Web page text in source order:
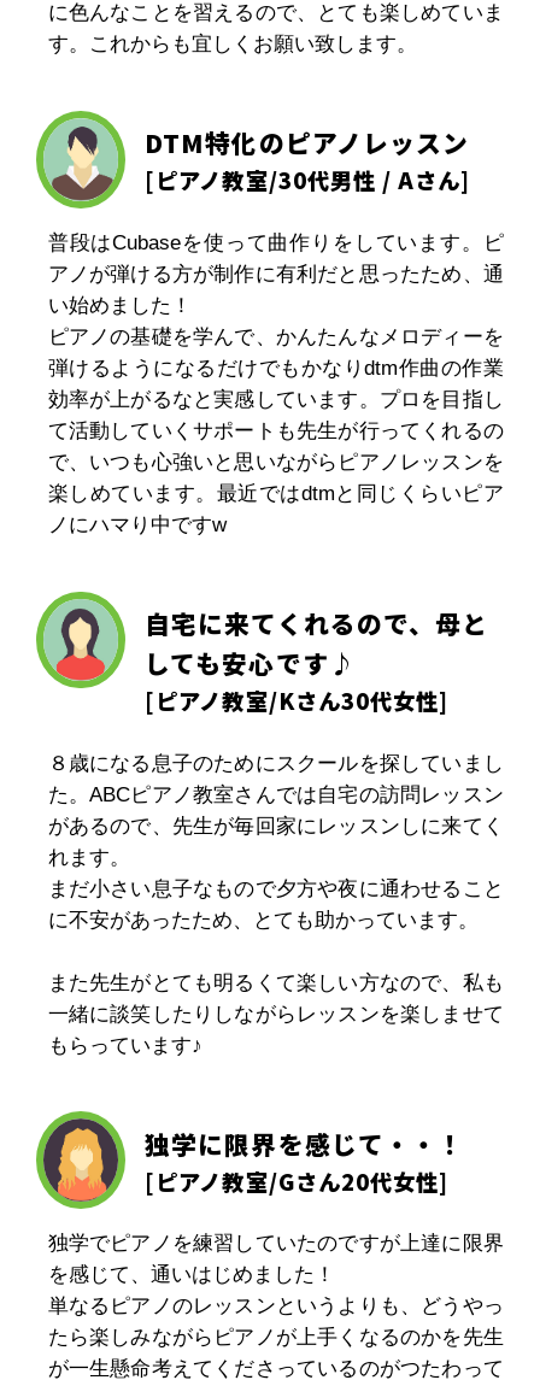
に色んなことを習えるので、とても楽しめていま
す。これからも宜しくお願い致します。
DTM特化のピアノレッスン
[ピアノ教室/30代男性 / Aさん]
普段はCubaseを使って曲作りをしています。ピ
アノが弾ける方が制作に有利だと思ったため、通
い始めました！
ピアノの基礎を学んで、かんたんなメロディーを
弾けるようになるだけでもかなりdtm作曲の作業
効率が上がるなと実感しています。プロを目指し
て活動していくサポートも先生が行ってくれるの
で、いつも心強いと思いながらピアノレッスンを
楽しめています。最近ではdtmと同じくらいピア
ノにハマり中ですw
自宅に来てくれるので、母と
しても安心です♪
[ピアノ教室/Kさん30代女性]
８歳になる息子のためにスクールを探していまし
た。ABCピアノ教室さんでは自宅の訪問レッスン
があるので、先生が毎回家にレッスンしに来てく
れます。
まだ小さい息子なもので夕方や夜に通わせること
に不安があったため、とても助かっています。
また先生がとても明るくて楽しい方なので、私も
一緒に談笑したりしながらレッスンを楽しませて
もらっています♪
独学に限界を感じて・・！
[ピアノ教室/Gさん20代女性]
独学でピアノを練習していたのですが上達に限界
を感じて、通いはじめました！
単なるピアノのレッスンというよりも、どうやっ
たら楽しみながらピアノが上手くなるのかを先生
が一生懸命考えてくださっているのがつたわって